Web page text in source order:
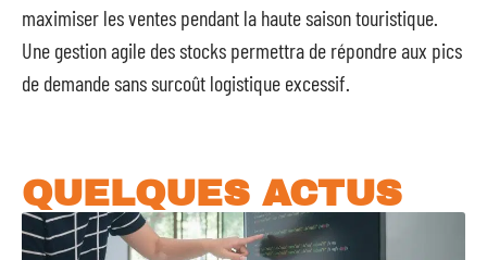
maximiser les ventes pendant la haute saison touristique.
Une gestion agile des stocks permettra de répondre aux pics
de demande sans surcoût logistique excessif.
QUELQUES ACTUS